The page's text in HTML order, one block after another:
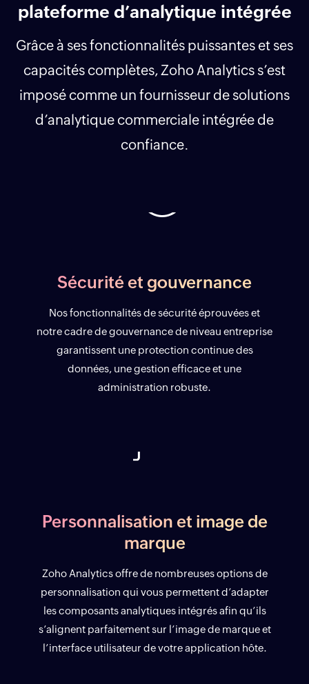
plateforme d’analytique intégrée
Grâce à ses fonctionnalités puissantes et ses
capacités complètes, Zoho Analytics s’est
imposé comme un fournisseur de solutions
d’analytique commerciale intégrée de
confiance.
Sécurité et gouvernance
Nos fonctionnalités de sécurité éprouvées et
notre cadre de gouvernance de niveau entreprise
garantissent une protection continue des
données, une gestion efficace et une
administration robuste.
Personnalisation et image de
marque
Zoho Analytics offre de nombreuses options de
personnalisation qui vous permettent d’adapter
les composants analytiques intégrés afin qu’ils
s’alignent parfaitement sur l’image de marque et
l’interface utilisateur de votre application hôte.